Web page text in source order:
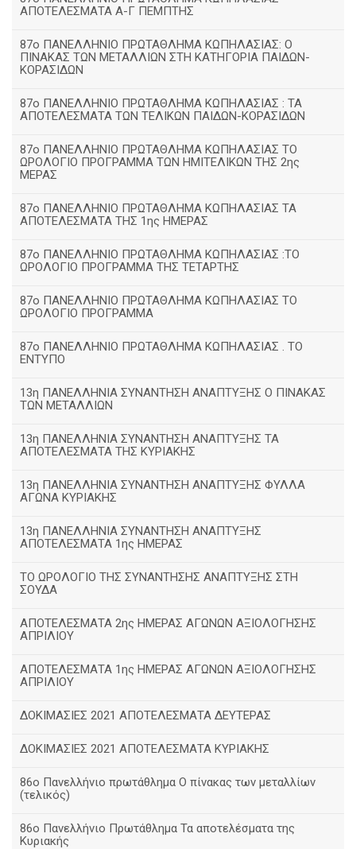
ΑΠΟΤΕΛΕΣΜΑΤΑ Α-Γ ΠΕΜΠΤΗΣ
87ο ΠΑΝΕΛΛΗΝΙΟ ΠΡΩΤΑΘΛΗΜΑ ΚΩΠΗΛΑΣΙΑΣ: Ο
ΠΙΝΑΚΑΣ ΤΩΝ ΜΕΤΑΛΛΙΩΝ ΣΤΗ ΚΑΤΗΓΟΡΙΑ ΠΑΙΔΩΝ-
ΚΟΡΑΣΙΔΩΝ
87ο ΠΑΝΕΛΛΗΝΙΟ ΠΡΩΤΑΘΛΗΜΑ ΚΩΠΗΛΑΣΙΑΣ : ΤΑ
ΑΠΟΤΕΛΕΣΜΑΤΑ ΤΩΝ ΤΕΛΙΚΩΝ ΠΑΙΔΩΝ-ΚΟΡΑΣΙΔΩΝ
87ο ΠΑΝΕΛΛΗΝΙΟ ΠΡΩΤΑΘΛΗΜΑ ΚΩΠΗΛΑΣΙΑΣ ΤΟ
ΩΡΟΛΟΓΙΟ ΠΡΟΓΡΑΜΜΑ ΤΩΝ ΗΜΙΤΕΛΙΚΩΝ ΤΗΣ 2ης
ΜΕΡΑΣ
87ο ΠΑΝΕΛΛΗΝΙΟ ΠΡΩΤΑΘΛΗΜΑ ΚΩΠΗΛΑΣΙΑΣ ΤΑ
ΑΠΟΤΕΛΕΣΜΑΤΑ ΤΗΣ 1ης ΗΜΕΡΑΣ
87ο ΠΑΝΕΛΛΗΝΙΟ ΠΡΩΤΑΘΛΗΜΑ ΚΩΠΗΛΑΣΙΑΣ :ΤΟ
ΩΡΟΛΟΓΙΟ ΠΡΟΓΡΑΜΜΑ ΤΗΣ ΤΕΤΑΡΤΗΣ
87ο ΠΑΝΕΛΛΗΝΙΟ ΠΡΩΤΑΘΛΗΜΑ ΚΩΠΗΛΑΣΙΑΣ ΤΟ
ΩΡΟΛΟΓΙΟ ΠΡΟΓΡΑΜΜΑ
87ο ΠΑΝΕΛΛΗΝΙΟ ΠΡΩΤΑΘΛΗΜΑ ΚΩΠΗΛΑΣΙΑΣ . ΤΟ
ΕΝΤΥΠΟ
13η ΠΑΝΕΛΛΗΝΙΑ ΣΥΝΑΝΤΗΣΗ ΑΝΑΠΤΥΞΗΣ Ο ΠΙΝΑΚΑΣ
ΤΩΝ ΜΕΤΑΛΛΙΩΝ
13η ΠΑΝΕΛΛΗΝΙΑ ΣΥΝΑΝΤΗΣΗ ΑΝΑΠΤΥΞΗΣ ΤΑ
ΑΠΟΤΕΛΕΣΜΑΤΑ ΤΗΣ ΚΥΡΙΑΚΗΣ
13η ΠΑΝΕΛΛΗΝΙΑ ΣΥΝΑΝΤΗΣΗ ΑΝΑΠΤΥΞΗΣ ΦΥΛΛΑ
ΑΓΩΝΑ ΚΥΡΙΑΚΗΣ
13η ΠΑΝΕΛΛΗΝΙΑ ΣΥΝΑΝΤΗΣΗ ΑΝΑΠΤΥΞΗΣ
ΑΠΟΤΕΛΕΣΜΑΤΑ 1ης ΗΜΕΡΑΣ
ΤΟ ΩΡΟΛΟΓΙΟ ΤΗΣ ΣΥΝΑΝΤΗΣΗΣ ΑΝΑΠΤΥΞΗΣ ΣΤΗ
ΣΟΥΔΑ
ΑΠΟΤΕΛΕΣΜΑΤΑ 2ης ΗΜΕΡΑΣ ΑΓΩΝΩΝ ΑΞΙΟΛΟΓΗΣΗΣ
ΑΠΡΙΛΙΟΥ
ΑΠΟΤΕΛΕΣΜΑΤΑ 1ης ΗΜΕΡΑΣ ΑΓΩΝΩΝ ΑΞΙΟΛΟΓΗΣΗΣ
ΑΠΡΙΛΙΟΥ
ΔΟΚΙΜΑΣΙΕΣ 2021 ΑΠΟΤΕΛΕΣΜΑΤΑ ΔΕΥΤΕΡΑΣ
ΔΟΚΙΜΑΣΙΕΣ 2021 ΑΠΟΤΕΛΕΣΜΑΤΑ ΚΥΡΙΑΚΗΣ
86ο Πανελλήνιο πρωτάθλημα Ο πίνακας των μεταλλίων
(τελικός)
86ο Πανελλήνιο Πρωτάθλημα Τα αποτελέσματα της
Κυριακής